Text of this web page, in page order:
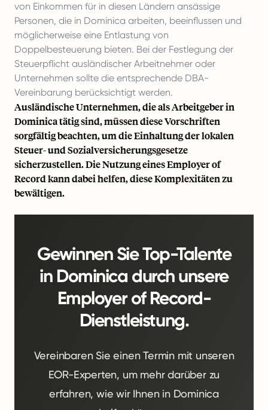
von Einkommen für in diesen Ländern ansässige
Personen, die in Dominica arbeiten, beeinflussen und
möglicherweise eine Entlastung von
Doppelbesteuerung bieten. Bei der Festlegung der
Steuerpflicht ausländischer Arbeitnehmer oder
Unternehmen sollte die entsprechende DBA-
Vereinbarung berücksichtigt werden.
Ausländische Unternehmen, die als Arbeitgeber in
Dominica tätig sind, müssen diese Vorschriften
sorgfältig beachten, um die Einhaltung der lokalen
Steuer- und Sozialversicherungsgesetze
sicherzustellen. Die Nutzung einesEmployer of
Recordkann dabei helfen, diese Komplexitäten zu
bewältigen.
Gewinnen Sie Top-Talente
in Dominica durch unsere
Employer of Record-
Dienstleistung.
Vereinbaren Sie einen Termin mit unseren
EOR-Experten, um mehr darüber zu
erfahren, wie wir Ihnen in Dominica